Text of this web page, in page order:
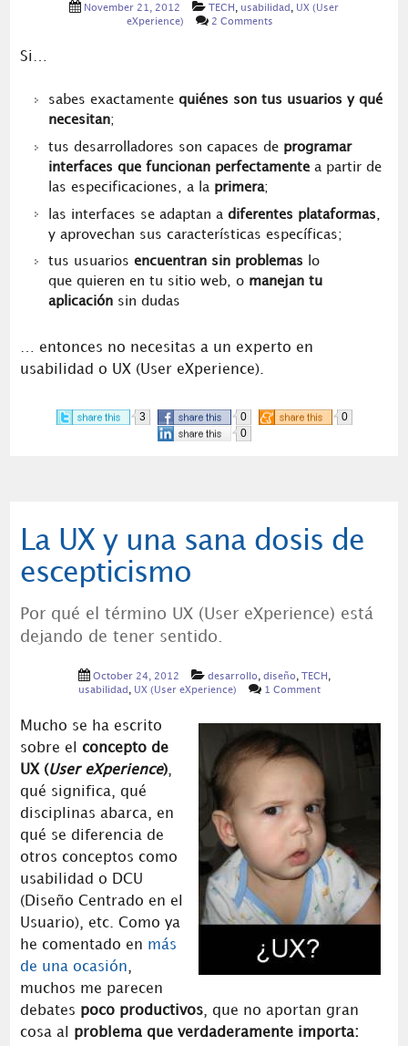
November 21, 2012 TECH usabilidad
UX (User
eXperience)
2 Comments
Si…
sabes exactamente quiénes son tus usuarios y qué
necesitan;
tus desarrolladores son capaces de programar
interfaces que funcionan perfectamentea partir de
las especificaciones, a la primera;
las interfaces se adaptan a diferentes plataformas
y aprovechan sus características específicas;
tus usuarios encuentran sin problemas lo
que quieren en tu sitio web, o manejan tu
aplicaciónsin dudas
… entonces no necesitas a un experto en
usabilidad o UX (User eXperience).
3 0
0
0
La UX y una sana dosis de
escepticismo
Por qué el término UX (User eXperience) está
dejando de tener sentido.
October 24, 2012 desarrollo , diseño , TECH ,
usabilidad , UX (User eXperience) 1 Comment
Mucho se ha escrito
sobre el concepto de
UX ( User eXperience),
qué significa, qué
disciplinas abarca, en
qué se diferencia de
otros conceptos como
usabilidad o DCU
(Diseño Centrado en el
Usuario), etc. Como ya
he comentado en más
de una ocasión
muchos me parecen
debates poco productivos, que no aportan gran
cosa al problema que verdaderamente importa: